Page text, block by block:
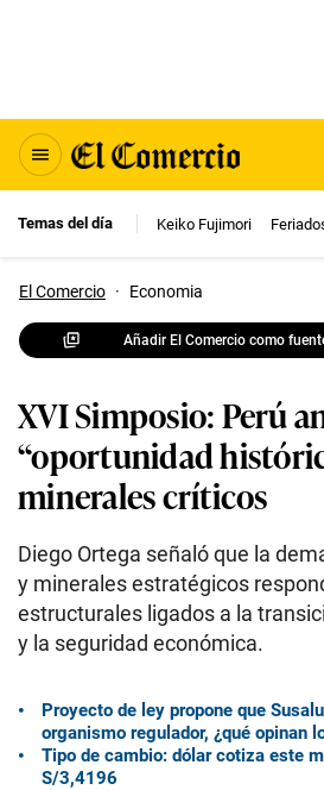
Temas del día Keiko Fujimori
El Comercio · Economia
Añadir El Comercio como
XVI Simposio: Perú
“oportunidad
minerales críticos
Diego Ortega señaló que la
y minerales estratégicos
estructurales ligados a la
y la seguridad económica.
Proyecto de ley propone que
organismo regulador, ¿qué opinan
Tipo de cambio: dólar cotiza este
S/3,4196